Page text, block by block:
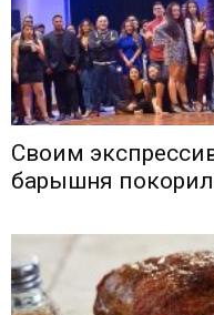
Своим
барышня